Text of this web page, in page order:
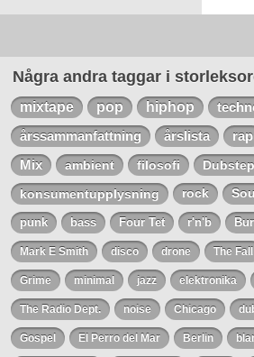
Några andra taggar i
mixtape pop hiphop
årssammanfattning årslista rap
Mix
ambient filosofi
Dubstep
konsumentupplysning
rock
punk bass Four Tet r'n'b
Mark E Smith disco drone The Fall
Grime minimal jazz elektronika
The Radio Dept. noise Chicago
Gospel El Perro del Mar Berlin